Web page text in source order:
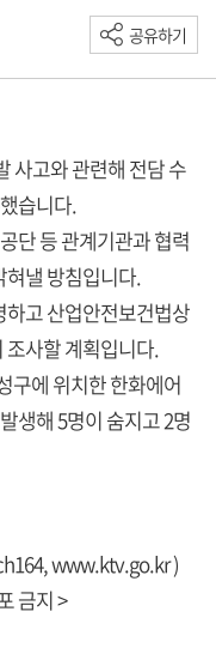
공유하기
사고와 관련해 전담 수
습니다.
단 등 관계기관과 협력
혀낼 방침입니다.
하고 산업안전보건법상
사할 계획입니다.
구에 위치한 한화에어
생해 5명이 숨지고 2명
www.ktv.go.kr)
금지 >